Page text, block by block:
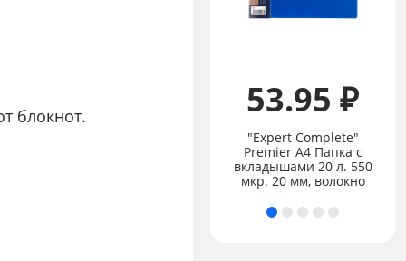
блокнот.196.15 ₽ 53.95 ₽
"Expert Complete"
Premier А4 Папка с
вкладышами 20 л. 550
мкр. 20 мм, волокно